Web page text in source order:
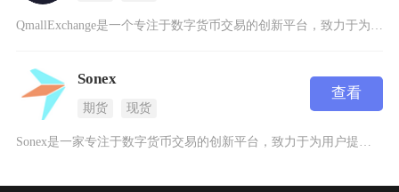
QmallExchange是一个专注于数字货币交易的创新平台，致力于为用户提供安全、高效和
Sonex
期货 现货
查看